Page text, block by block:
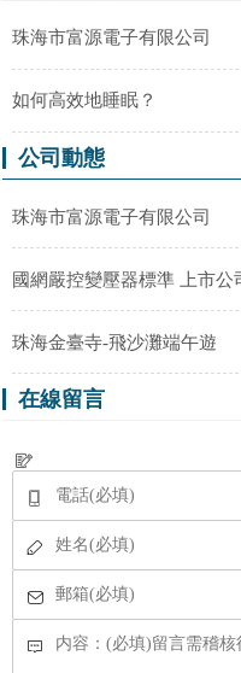
珠海市富源電子有限公司
如何高效地睡眠？
公司動態
珠海市富源電子有限公司
國網嚴控變壓器標準 上市公
珠海金臺寺-飛沙灘端午遊
在線留言